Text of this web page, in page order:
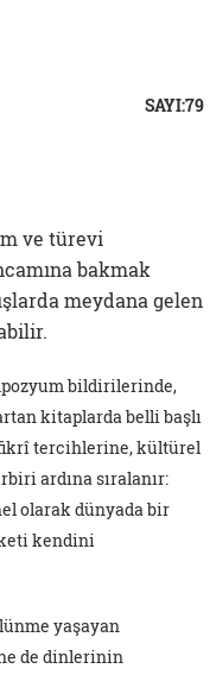
SAYI:79
ve türevi
bakmak
meydana gelen
bildirilerinde,
kitaplarda belli başlı
fikrî tercihlerine, kültürel
ardına sıralanır:
olarak dünyada bir
kendini
yaşayan
de dinlerinin